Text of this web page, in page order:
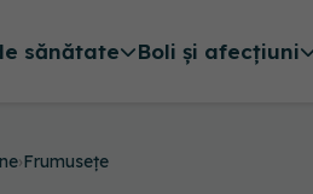
sănătate Boli și afecțiuni
›Frumusețe